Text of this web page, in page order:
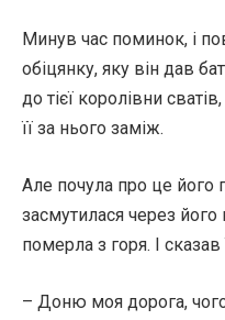
Минув час поминок, і
обіцянку, яку він дав
до тієї королівни
її за нього заміж.
Але почула про це його
засмутилася через його
померла з горя. І сказав
– Доню моя дорога,